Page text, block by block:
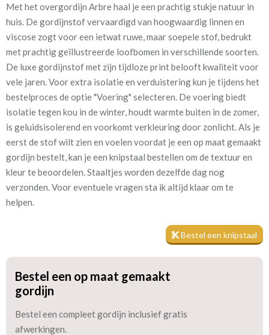
Artikelnummer Fry_ [60] Arbre Carnival
Patroon: 32 cm
Stofbreedte: 142 cm
Mate van verduistering:
Geen (voering optioneel
tijdens bestelproces)
Meestal eerder, maar houd
rekening met
circa 2-3 weken
Materiaal: Linnen en viscose
We hebben bijna alle stoffen op voorraad, bestel daarom gerust
Zo weet u precies met welke kleur en kwaliteit uw gordijnen
worden gemaakt.
Tip: Laat voor aangename verduistering en isolatie de gordijnen
voeren: een verschil van dag en nacht!
Met het overgordijn Arbre haal je een prachtig stukje natuur in
huis. De gordijnstof vervaardigd van hoogwaardig linnen en
viscose zogt voor een ietwat ruwe, maar soepele stof, bedrukt
met prachtig geïllustreerde loofbomen in verschillende soorten.
De luxe gordijnstof met zijn tijdloze print belooft kwaliteit voor
vele jaren. Voor extra isolatie en verduistering kun je tijdens het
bestelproces de optie "Voering" selecteren. De voering biedt
isolatie tegen kou in de winter, houdt warmte buiten in de zomer,
is geluidsisolerend en voorkomt verkleuring door zonlicht. Als je
eerst de stof wilt zien en voelen voordat je een op maat gemaakt
gordijn bestelt, kan je een knipstaal bestellen om de textuur en
kleur te beoordelen. Staaltjes worden dezelfde dag nog
verzonden. Voor eventuele vragen sta ik altijd klaar om te
helpen.
Bestel een knipstaal
Bestel een op maat gemaakt
gordijn
Bestel een compleet gordijn inclusief gratis
afwerkingen.